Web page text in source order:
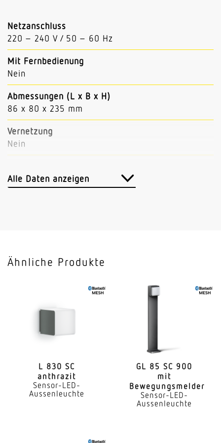
Netzanschluss
220 – 240 V / 50 – 60 Hz
Mit Fernbedienung
Nein
Abmessungen (L x B x H)
86 x 80 x 235 mm
Vernetzung
Nein
Außenbereich
Wand
81 lm/W
gemessener Lichtstrom (360°)
Alle Daten anzeigen
Ähnliche Produkte
L 830 SC
anthrazit
Sensor-LED-
Aussenleuchte
GL 85 SC 900
mit
Bewegungsmelder
Sensor-LED-
Aussenleuchte